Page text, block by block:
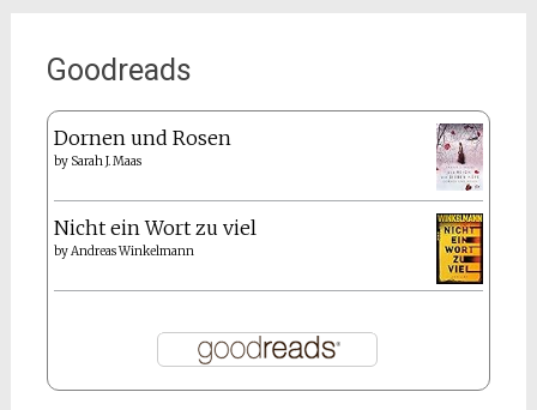
Goodreads
Dornen und Rosen
by Sarah J. Maas
Nicht ein Wort zu viel
byAndreas Winkelmann